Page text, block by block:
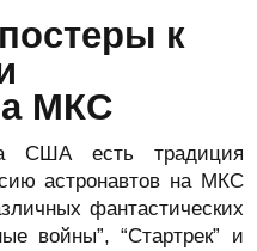
к
МКС
США есть традиция
астронавтов на МКС
фантастических
войны”, “Стартрек” и